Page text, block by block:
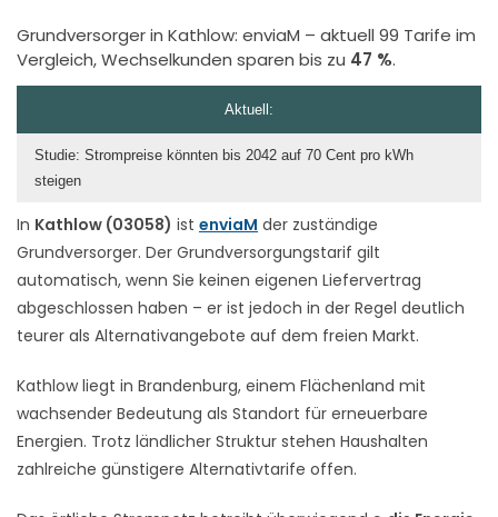
Grundversorger in Kathlow: enviaM – aktuell 99 Tarife im
Vergleich, Wechselkunden sparen bis zu 47 %.
In Kathlow (03058) ist enviaM der zuständige
Grundversorger. Der Grundversorgungstarif gilt
automatisch, wenn Sie keinen eigenen Liefervertrag
abgeschlossen haben – er ist jedoch in der Regel deutlich
teurer als Alternativangebote auf dem freien Markt.
Kathlow liegt in Brandenburg, einem Flächenland mit
wachsender Bedeutung als Standort für erneuerbare
Energien. Trotz ländlicher Struktur stehen Haushalten
zahlreiche günstigere Alternativtarife offen.
Aktuell:
Studie: Strompreise könnten bis 2042 auf 70 Cent pro kWh
steigen